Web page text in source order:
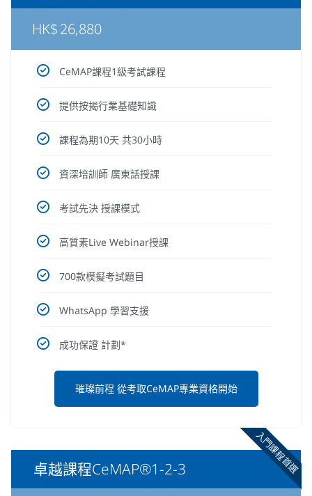
HK$26,880
CeMAP課程1級考試課程
提供按揭行業基礎知識
課程為期10天 共30小時
資深培訓師 廣東話授課
考試先決 授課模式
高質素Live Webinar授課
700款模擬考試題目
WhatsApp 學習支援
成功保證 計劃*
璀璨前程 從考取CeMAP專業資格開始
入門課程首選
卓越課程CeMAP®1-2-3